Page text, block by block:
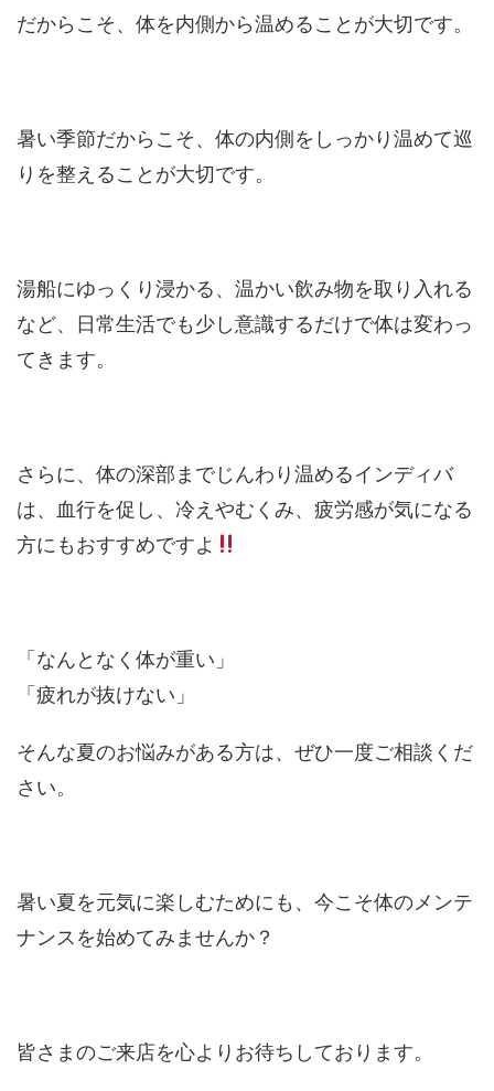
だからこそ、体を内側から温めることが大切です。
暑い季節だからこそ、体の内側をしっかり温めて巡
りを整えることが大切です。
湯船にゆっくり浸かる、温かい飲み物を取り入れる
など、日常生活でも少し意識するだけで体は変わっ
てきます。
さらに、体の深部までじんわり温めるインディバ
は、血行を促し、冷えやむくみ、疲労感が気になる
方にもおすすめですよ
「なんとなく体が重い」
「疲れが抜けない」
そんな夏のお悩みがある方は、ぜひ一度ご相談くだ
さい。
暑い夏を元気に楽しむためにも、今こそ体のメンテ
ナンスを始めてみませんか？
皆さまのご来店を心よりお待ちしております。